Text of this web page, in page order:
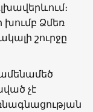
խումբ Ձմեռ
շուրջը
չէ